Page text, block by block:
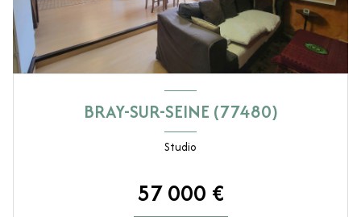
BRAY-SUR-SEINE (77480)
Studio
57 000 €